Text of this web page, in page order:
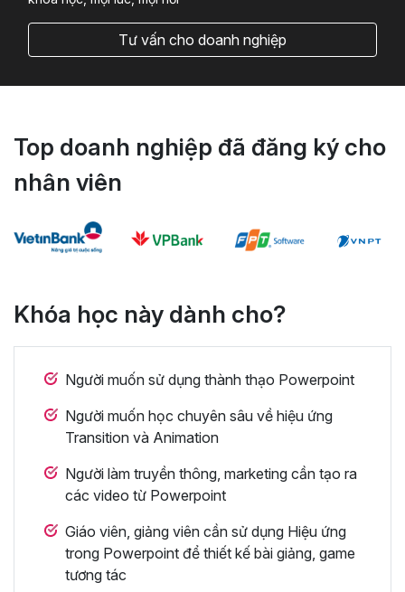
Tư vấn cho doanh nghiệp
Top doanh nghiệp đã đăng ký cho
nhân viên
Khóa học này dành cho?
Người muốn sử dụng thành thạo Powerpoint
Người muốn học chuyên sâu về hiệu ứng
Transition và Animation
Người làm truyền thông, marketing cần tạo ra
các video từ Powerpoint
Giáo viên, giảng viên cần sử dụng Hiệu ứng
trong Powerpoint để thiết kế bài giảng, game
tương tác